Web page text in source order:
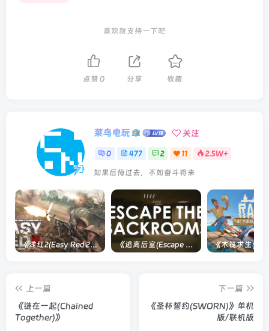
喜欢就支持一下吧
点赞 0 分享 收藏
菜鸟电玩 关注
0 477 2 11 2.5W+
如果后悔过去，不如奋斗将来
《浅红2(Easy Red 2)》[v1.5.0] 整合全部淞沪会战-南京保卫战等DLCs 《逃离后室(Escape the Backrooms)》[Build 28012024]联机版
上一篇
《链在一起(Chained
Together)》
下一篇
《圣杯誓约(SWORN)》单机
版/联机版